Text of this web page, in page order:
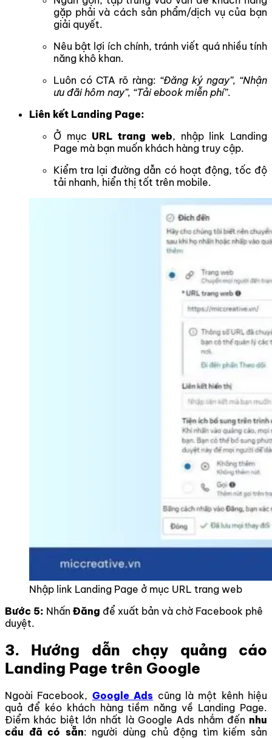
gặp phải và cách sản phẩm/dịch vụ của bạn
giải quyết.
Nêu bật lợi ích chính, tránh viết quá nhiều tính
năng khô khan.
Luôn có CTA rõ ràng: “Đăng ký ngay”, “Nhận
ưu đãi hôm nay”, “Tải ebook miễn phí”.
Liên kết Landing Page:
Ở mục URL trang web, nhập link Landing
Page mà bạn muốn khách hàng truy cập.
Kiểm tra lại đường dẫn có hoạt động, tốc độ
tải nhanh, hiển thị tốt trên mobile.
Nhập link Landing Page ở mục URL trang web
Bước 5: Nhấn Đăng để xuất bản và chờ Facebook phê
duyệt.
3. Hướng dẫn chạy quảng cáo
Landing Page trên Google
Ngoài Facebook, Google Ads cũng là một kênh hiệu
quả để kéo khách hàng tiềm năng về Landing Page.
Điểm khác biệt lớn nhất là Google Ads nhắm đến nhu
cầu đã có sẵn: người dùng chủ động tìm kiếm sản